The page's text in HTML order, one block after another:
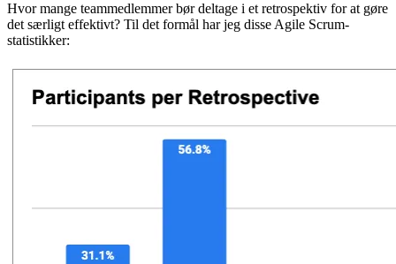
Hvor mange teammedlemmer bør deltage i et retrospektiv for at gøre
det særligt effektivt? Til det formål har jeg disse Agile Scrum-
statistikker: